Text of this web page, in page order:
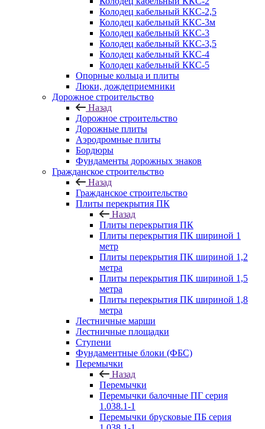
Колодец кабельный ККС-2,5
Колодец кабельный ККС-3м
Колодец кабельный ККС-3
Колодец кабельный ККС-3,5
Колодец кабельный ККС-4
Колодец кабельный ККС-5
Опорные кольца и плиты
Люки, дождеприемники
Дорожное строительство
Назад
Дорожное строительство
Дорожные плиты
Аэродромные плиты
Бордюры
Фундаменты дорожных знаков
Гражданское строительство
Назад
Гражданское строительство
Плиты перекрытия ПК
Назад
Плиты перекрытия ПК
Плиты перекрытия ПК шириной 1
метр
Плиты перекрытия ПК шириной 1,2
метра
Плиты перекрытия ПК шириной 1,5
метра
Плиты перекрытия ПК шириной 1,8
метра
Лестничные марши
Лестничные площадки
Ступени
Фундаментные блоки (ФБС)
Перемычки
Назад
Перемычки
Перемычки балочные ПГ серия
1.038.1-1
Перемычки брусковые ПБ серия